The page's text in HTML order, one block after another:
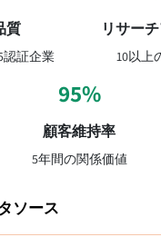
質
認証企業
リサー
10以上
95%
顧客維持率
5年間の関係価値
ソース